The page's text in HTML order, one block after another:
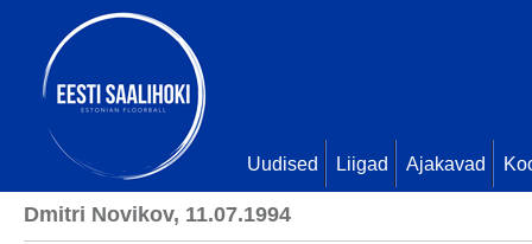
Uudised Liigad Ajakavad
Dmitri Novikov, 11.07.1994